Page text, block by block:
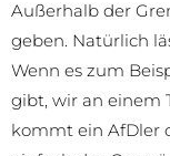
Außerhalb der
geben. Natürlich
Wenn es zum
gibt, wir an einem
kommt ein AfDler